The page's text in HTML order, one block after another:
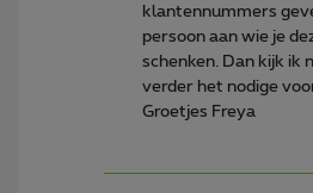
klantennummers
persoon aan wie je
schenken. Dan kijk ik
verder het nodige
Groetjes Freya